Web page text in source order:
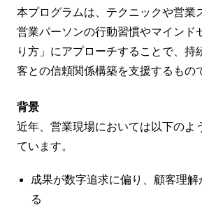
本プログラムは、テクニックや営業
営業パーソンの行動習慣やマインド
り方」にアプローチすることで、持
客との信頼関係構築を支援するもの
背景
近年、営業現場においては以下のよ
ています。
成果が数字追求に偏り、顧客理
る